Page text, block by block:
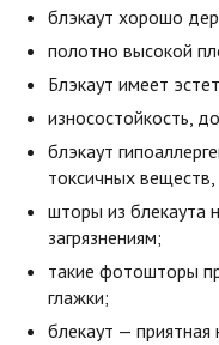
блэкаут хорошо
полотно высокой
Блэкаут имеет
износостойкость,
блэкаут
токсичных
шторы из блекаута
загрязнениям;
такие фотошторы
глажки;
блекаут — приятная